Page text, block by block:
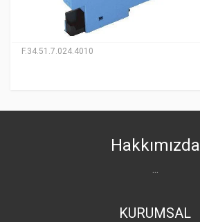
F.34.51.7.024.4010
Hakkımızda
...
KURUMSAL